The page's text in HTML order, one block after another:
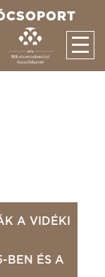
A VIDÉKI
BEN ÉS A